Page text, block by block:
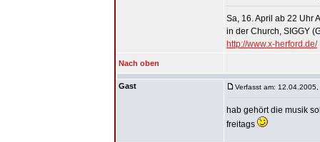
Sa, 16. April ab 22 Uhr
in der Church, SIGGY
http://www.x-herford.de/
Nach oben
Gast Verfasst am:
hab gehört die musik
freitags